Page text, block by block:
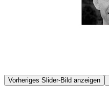
Vorheriges Slider-Bild anzeigen